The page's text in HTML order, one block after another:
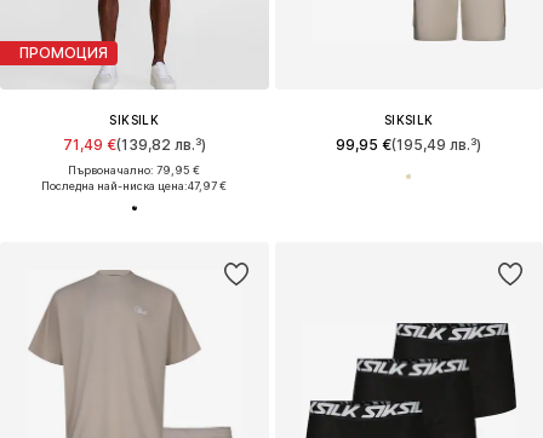
ПРОМОЦИЯ
SIKSILK
71,49 €(139,82 лв.³)
Първоначално: 79,95 €
Последна най-ниска цена:47,97 €
SIKSILK
99,95 €(195,49 лв.³)